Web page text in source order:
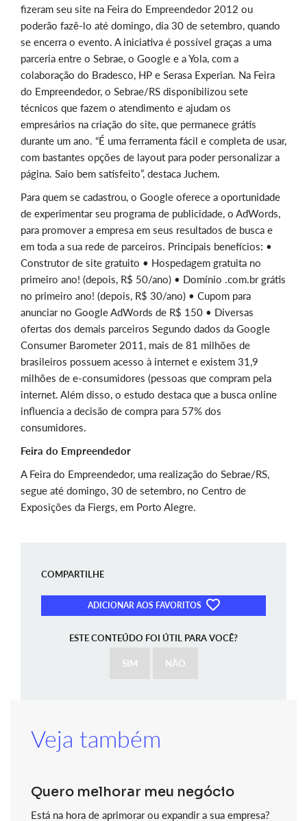
fizeram seu site na Feira do Empreendedor 2012 ou
poderão fazê-lo até domingo, dia 30 de setembro, quando
se encerra o evento. A iniciativa é possível graças a uma
parceria entre o Sebrae, o Google e a Yola, com a
colaboração do Bradesco, HP e Serasa Experian. Na Feira
do Empreendedor, o Sebrae/RS disponibilizou sete
técnicos que fazem o atendimento e ajudam os
empresários na criação do site, que permanece grátis
durante um ano. “É uma ferramenta fácil e completa de usar,
com bastantes opções de layout para poder personalizar a
página. Saio bem satisfeito”, destaca Juchem.
Para quem se cadastrou, o Google oferece a oportunidade
de experimentar seu programa de publicidade, o AdWords,
para promover a empresa em seus resultados de busca e
em toda a sua rede de parceiros. Principais benefícios: •
Construtor de site gratuito • Hospedagem gratuita no
primeiro ano! (depois, R$ 50/ano) • Domínio .com.br grátis
no primeiro ano! (depois, R$ 30/ano) • Cupom para
anunciar no Google AdWords de R$ 150 • Diversas
ofertas dos demais parceiros Segundo dados da Google
Consumer Barometer 2011, mais de 81 milhões de
brasileiros possuem acesso à internet e existem 31,9
milhões de e-consumidores (pessoas que compram pela
internet. Além disso, o estudo destaca que a busca online
influencia a decisão de compra para 57% dos
consumidores.
Feira do Empreendedor
A Feira do Empreendedor, uma realização do Sebrae/RS,
segue até domingo, 30 de setembro, no Centro de
Exposições da Fiergs, em Porto Alegre.
COMPARTILHE
ADICIONAR AOS FAVORITOS
ESTE CONTEÚDO FOI ÚTIL PARA VOCÊ?
SIM NÃO
Veja também
Quero melhorar meu negócio
Está na hora de aprimorar ou expandir a sua empresa?